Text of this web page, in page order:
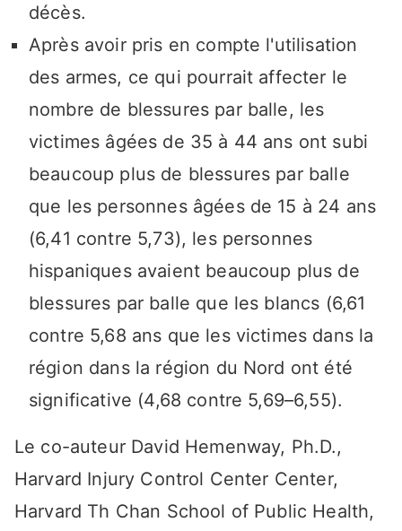
décès.
Après avoir pris en compte l'utilisation
des armes, ce qui pourrait affecter le
nombre de blessures par balle, les
victimes âgées de 35 à 44 ans ont subi
beaucoup plus de blessures par balle
que les personnes âgées de 15 à 24 ans
(6,41 contre 5,73), les personnes
hispaniques avaient beaucoup plus de
blessures par balle que les blancs (6,61
contre 5,68 ans que les victimes dans la
région dans la région du Nord ont été
significative (4,68 contre 5,69–6,55).
Le co-auteur David Hemenway, Ph.D.,
Harvard Injury Control Center Center,
Harvard Th Chan School of Public Health,